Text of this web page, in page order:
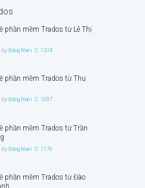
phần mềm Trados từ Lê Thị
byĐặng Nam 1374
phần mềm Trados từ Thu
byĐặng Nam 1097
phần mềm Trados từ Trần
byĐặng Nam 1176
phần mềm Trados từ Đào